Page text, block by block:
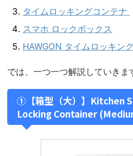
タイムロッキングコンテナ
スマホ ロックボックス
HAWGON タイムロッキン
では、一つ一つ解説していきま
①【箱型（大）】Kitchen
Locking Container